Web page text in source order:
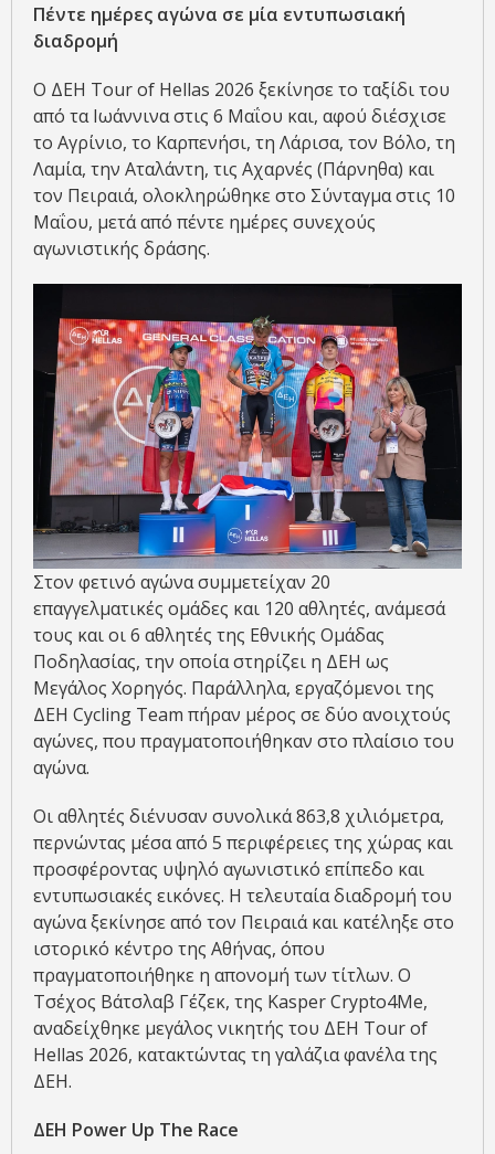
Πέντε ημέρες αγώνα σε μία εντυπωσιακή
διαδρομή
Ο ΔΕΗ Tour of Hellas 2026 ξεκίνησε το ταξίδι του
από τα Ιωάννινα στις 6 Μαΐου και, αφού διέσχισε
το Αγρίνιο, το Καρπενήσι, τη Λάρισα, τον Βόλο, τη
Λαμία, την Αταλάντη, τις Αχαρνές (Πάρνηθα) και
τον Πειραιά, ολοκληρώθηκε στο Σύνταγμα στις 10
Μαΐου, μετά από πέντε ημέρες συνεχούς
αγωνιστικής δράσης.
Στον φετινό αγώνα συμμετείχαν 20
επαγγελματικές ομάδες και 120 αθλητές, ανάμεσά
τους και οι 6 αθλητές της Εθνικής Ομάδας
Ποδηλασίας, την οποία στηρίζει η ΔΕΗ ως
Μεγάλος Χορηγός. Παράλληλα, εργαζόμενοι της
ΔΕΗ Cycling Team πήραν μέρος σε δύο ανοιχτούς
αγώνες, που πραγματοποιήθηκαν στο πλαίσιο του
αγώνα.
Οι αθλητές διένυσαν συνολικά 863,8 χιλιόμετρα,
περνώντας μέσα από 5 περιφέρειες της χώρας και
προσφέροντας υψηλό αγωνιστικό επίπεδο και
εντυπωσιακές εικόνες. Η τελευταία διαδρομή του
αγώνα ξεκίνησε από τον Πειραιά και κατέληξε στο
ιστορικό κέντρο της Αθήνας, όπου
πραγματοποιήθηκε η απονομή των τίτλων. Ο
Τσέχος Βάτσλαβ Γέζεκ, της Kasper Crypto4Me,
αναδείχθηκε μεγάλος νικητής του ΔΕΗ Tour of
Hellas 2026, κατακτώντας τη γαλάζια φανέλα της
ΔΕΗ.
ΔΕΗ Power Up The Race